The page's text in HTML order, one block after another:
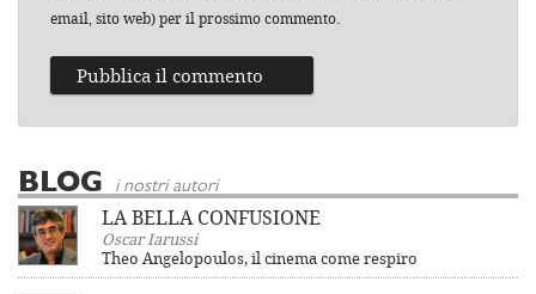
email, sito web) per il prossimo commento.
BLOG i nostri autori
LA BELLA CONFUSIONE
Oscar Iarussi
Theo Angelopoulos, il cinema come respiro